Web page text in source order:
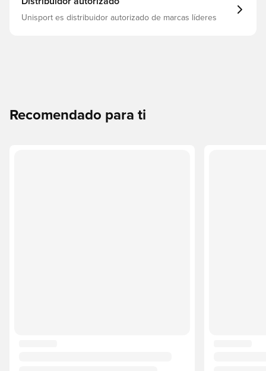
Unisport es distribuidor autorizado de marcas líderes
Recomendado para ti